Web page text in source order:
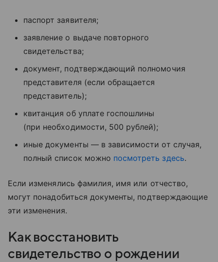
паспорт заявителя;
заявление о выдаче повторного
свидетельства;
документ, подтверждающий полномочия
представителя (если обращается
представитель);
квитанция об уплате госпошлины
(при необходимости, 500 рублей);
иные документы — в зависимости от случая,
полный список можно посмотреть здесь.
Если изменялись фамилия, имя или отчество,
могут понадобиться документы, подтверждающие
эти изменения.
Как восстановить
свидетельство о рождении